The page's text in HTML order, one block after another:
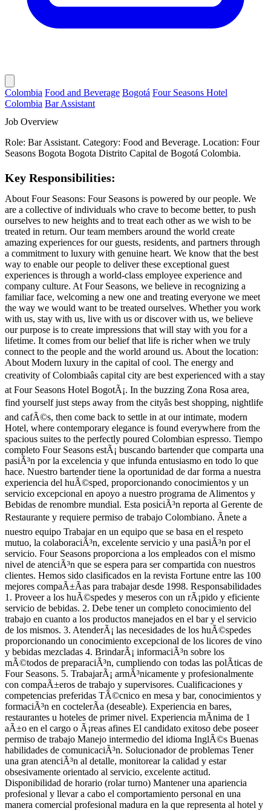
Colombia Food and Beverage Bogotá Four Seasons Hotel
Colombia Bar Assistant
Job Overview
Role: Bar Assistant. Category: Food and Beverage. Location: Four
Seasons Bogota Bogota Distrito Capital de Bogotá Colombia.
Key Responsibilities:
About Four Seasons: Four Seasons is powered by our people. We
are a collective of individuals who crave to become better, to push
ourselves to new heights and to treat each other as we wish to be
treated in return. Our team members around the world create
amazing experiences for our guests, residents, and partners through
a commitment to luxury with genuine heart. We know that the best
way to enable our people to deliver these exceptional guest
experiences is through a world-class employee experience and
company culture. At Four Seasons, we believe in recognizing a
familiar face, welcoming a new one and treating everyone we meet
the way we would want to be treated ourselves. Whether you work
with us, stay with us, live with us or discover with us, we believe
our purpose is to create impressions that will stay with you for a
lifetime. It comes from our belief that life is richer when we truly
connect to the people and the world around us. About the location:
About Modern luxury in the capital of cool. The energy and
creativity of Colombiaâs capital city are best experienced with a stay
at Four Seasons Hotel BogotÃ¡. In the buzzing Zona Rosa area,
find yourself just steps away from the cityâs best shopping, nightlife
and cafÃ©s, then come back to settle in at our intimate, modern
Hotel, where contemporary elegance is found everywhere from the
spacious suites to the perfectly poured Colombian espresso. Tiempo
completo Four Seasons estÃ¡ buscando bartender que comparta una
pasiÃ³n por la excelencia y que infunda entusiasmo en todo lo que
hace. Nuestro bartender tiene la oportunidad de dar forma a nuestra
experiencia del huÃ©sped, proporcionando conocimientos y un
servicio excepcional en apoyo a nuestro programa de Alimentos y
Bebidas de renombre mundial. Esta posiciÃ³n reporta al Gerente de
Restaurante y requiere permiso de trabajo Colombiano. Ãnete a
nuestro equipo Trabajar en un equipo que se basa en el respeto
mutuo, la colaboraciÃ³n, excelente servicio y una pasiÃ³n por el
servicio. Four Seasons proporciona a los empleados con el mismo
nivel de atenciÃ³n que se espera para ser compartida con nuestros
clientes. Hemos sido clasificados en la revista Fortune entre las 100
mejores compaÃ±Ã­as para trabajar desde 1998. Responsabilidades
1. Proveer a los huÃ©spedes y meseros con un rÃ¡pido y eficiente
servicio de bebidas. 2. Debe tener un completo conocimiento del
trabajo en cuanto a los productos manejados en el bar y el servicio
de los mismos. 3. AtenderÃ¡ las necesidades de los huÃ©spedes
proporcionando un conocimiento excepcional de los licores de vino
y bebidas mezcladas 4. BrindarÃ¡ informaciÃ³n sobre los
mÃ©todos de preparaciÃ³n, cumpliendo con todas las polÃ­ticas de
Four Seasons. 5. TrabajarÃ¡ armÃ³nicamente y profesionalmente
con compaÃ±eros de trabajo y supervisores. Cualificaciones y
competencias preferidas TÃ©cnico en mesa y bar, conocimientos y
formaciÃ³n en coctelerÃ­a (deseable). Experiencia en bares,
restaurantes u hoteles de primer nivel. Experiencia mÃ­nima de 1
aÃ±o en el cargo o Ã¡reas afines El candidato exitoso debe poseer
permiso de trabajo Manejo intermedio del idioma InglÃ©s Buenas
habilidades de comunicaciÃ³n. Solucionador de problemas Tener
una gran atenciÃ³n al detalle, monitorear la calidad y estar
obsesivamente orientado al servicio, excelente actitud.
Disponibilidad de horario (rolar turno) Mantener una apariencia
profesional y llevar a cabo el comportamiento personal en una
manera comercial profesional madura en la que representa al hotel y